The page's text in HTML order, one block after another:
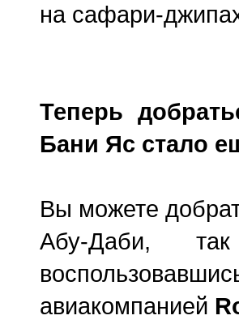
на сафари-
Теперь
Бани Яс стало
Вы можете
Абу-Даби,
авиакомпанией